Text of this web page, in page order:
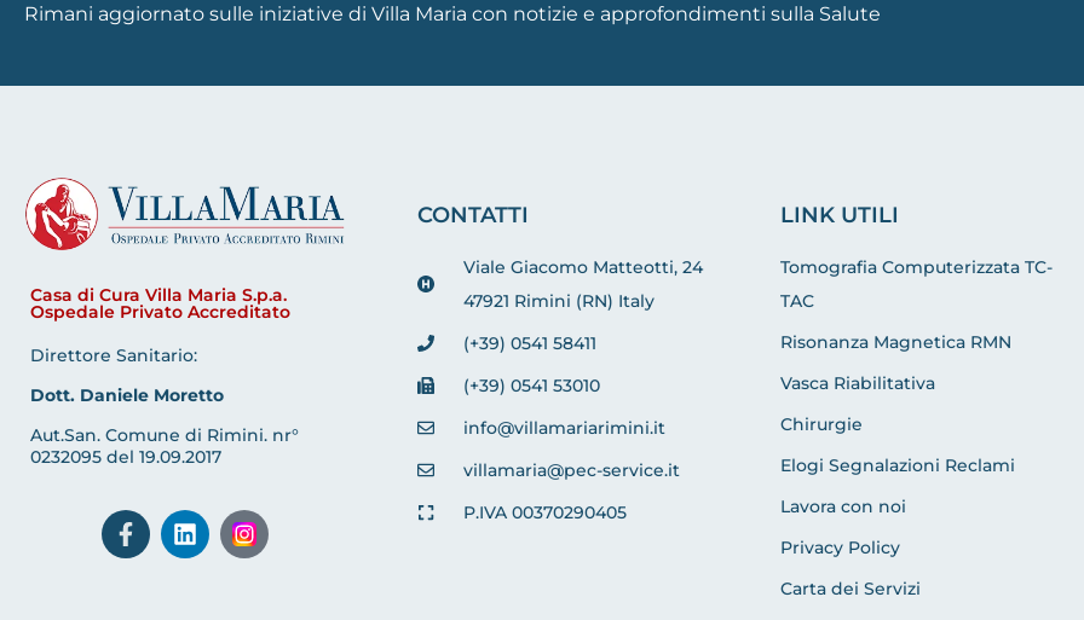
Rimani aggiornato sulle iniziative di Villa Maria con notizie e approfondimenti sulla Salute
Casa di Cura Villa Maria S.p.a.
Ospedale Privato Accreditato
Direttore Sanitario:
Dott. Daniele Moretto
Aut.San. Comune di Rimini. nr°
0232095 del 19.09.2017
CONTATTI
Viale Giacomo Matteotti, 24
47921 Rimini (RN) Italy
(+39) 0541 58411
(+39) 0541 53010
info@villamariarimini.it
villamaria@pec-service.it
P.IVA 00370290405
LINK UTILI
Tomografia Computerizzata TC-
TAC
Risonanza Magnetica RMN
Vasca Riabilitativa
Chirurgie
Elogi Segnalazioni Reclami
Lavora con noi
Privacy Policy
Carta dei Servizi